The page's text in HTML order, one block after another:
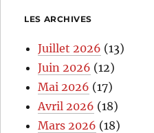
LES ARCHIVES
Juillet 2026 (13)
Juin 2026 (12)
Mai 2026 (17)
Avril 2026 (18)
Mars 2026 (18)